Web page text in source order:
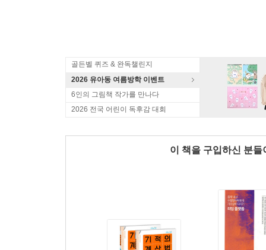
골든벨 퀴즈 & 완독챌린지
2026 유아동 여름방학 이벤트
6인의 그림책 작가를 만나다
2026 전국 어린이 독후감 대회
이 책을 구입하신 분